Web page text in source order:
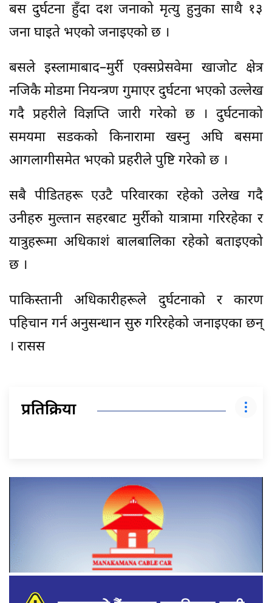
बस दुर्घटना हुँदा दश जनाको मृत्यु हुनुका साथै १३
जना घाइते भएको जनाइएको छ ।
बसले इस्लामाबाद–मुर्री एक्सप्रेसवेमा खाजोट क्षेत्र
नजिकै मोडमा नियन्त्रण गुमाएर दुर्घटना भएको उल्लेख
गदै प्रहरीले विज्ञप्ति जारी गरेको छ । दुर्घटनाको
समयमा सडकको किनारामा खस्नु अघि बसमा
आगलागीसमेत भएको प्रहरीले पुष्टि गरेको छ ।
सबै पीडितहरू एउटै परिवारका रहेको उलेख गदै
उनीहरु मुल्तान सहरबाट मुर्रीको यात्रामा गरिरहेका र
यात्रुहरूमा अधिकाशं बालबालिका रहेको बताइएको
छ ।
पाकिस्तानी अधिकारीहरूले दुर्घटनाको र कारण
पहिचान गर्न अनुसन्धान सुरु गरिरहेको जनाइएका छन्
। रासस
प्रतिक्रिया